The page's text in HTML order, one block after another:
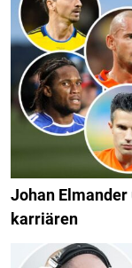
Johan
karriären